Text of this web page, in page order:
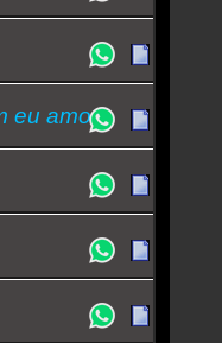
eu amo